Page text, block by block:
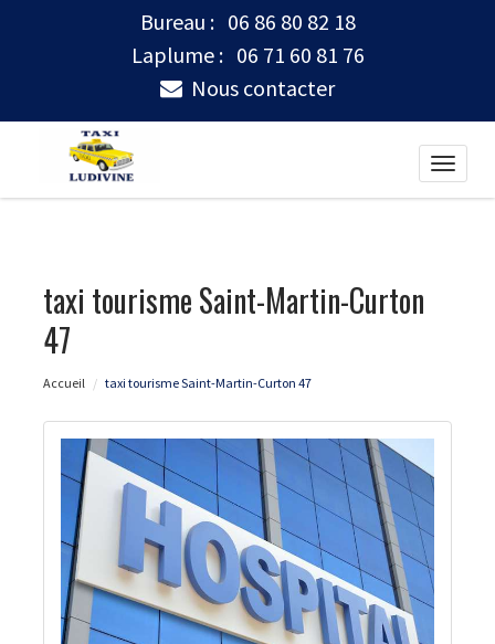
Bureau : 06 86 80 82 18
Laplume : 06 71 60 81 76
Nous contacter
Toggle
taxi tourisme Saint-Martin-Curton
47
Accueil taxi tourisme Saint-Martin-Curton 47